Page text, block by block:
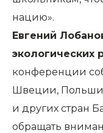
нацию».
Евгений
экологических
конференции
Швеции,
и других стран
обращать